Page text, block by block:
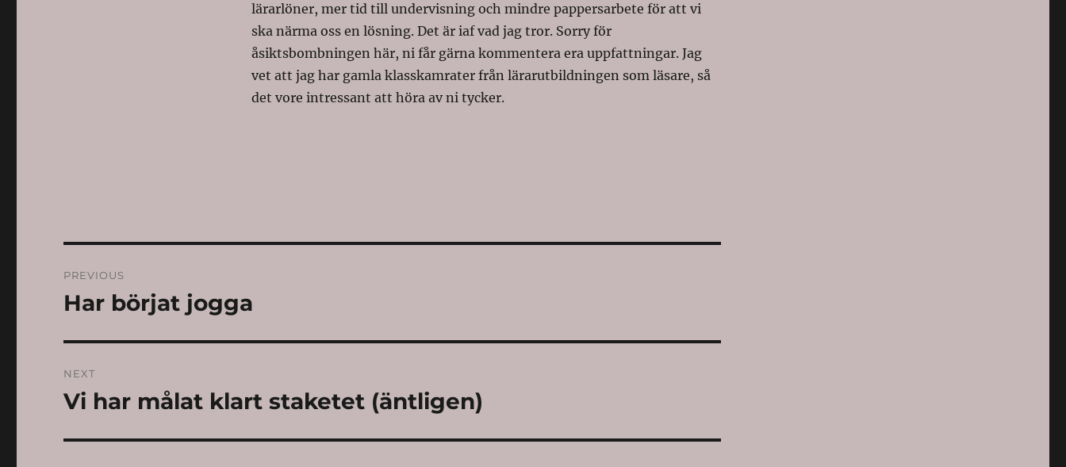
lärarlöner, mer tid till undervisning och mindre pappersarbete för att vi
ska närma oss en lösning. Det är iaf vad jag tror. Sorry för
åsiktsbombningen här, ni får gärna kommentera era uppfattningar. Jag
vet att jag har gamla klasskamrater från lärarutbildningen som läsare, så
det vore intressant att höra av ni tycker.
navigation
PREVIOUS
Previous
Har börjat jogga
NEXT
Next
Vi har målat klart staketet (äntligen)